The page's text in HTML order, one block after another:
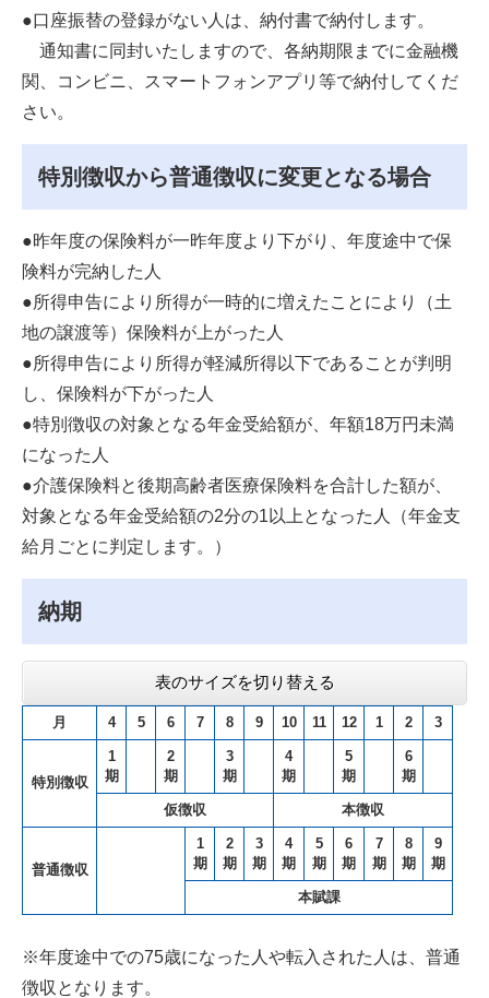
●口座振替の登録がない人は、納付書で納付します。
通知書に同封いたしますので、各納期限までに金融機
関、コンビニ、スマートフォンアプリ等で納付してくだ
さい。
特別徴収から普通徴収に変更となる場合
●昨年度の保険料が一昨年度より下がり、年度途中で保
険料が完納した人
●所得申告により所得が一時的に増えたことにより（土
地の譲渡等）保険料が上がった人
●所得申告により所得が軽減所得以下であることが判明
し、保険料が下がった人
●特別徴収の対象となる年金受給額が、年額18万円未満
になった人
●介護保険料と後期高齢者医療保険料を合計した額が、
対象となる年金受給額の2分の1以上となった人（年金支
給月ごとに判定します。）
納期
表のサイズを切り替える
月 4 5 6 7 8 9 10 11 12 1 2 3
特別徴収
1
期
2
期
3
期
4
期
5
期
6
期
仮徴収 本徴収
普通徴収
1
期
2
期
3
期
4
期
5
期
6
期
7
期
8
期
9
期
本賦課
※年度途中での75歳になった人や転入された人は、普通
徴収となります。